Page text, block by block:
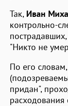
Так, Иван
контрольно-
"Никто не
По его
придан",
расходования